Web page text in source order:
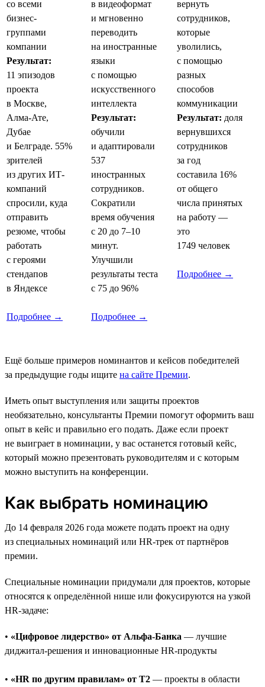
со всеми
бизнес-
группами
компании
Результат:
11 эпизодов
проекта
в Москве,
Алма-Ате,
Дубае
и Белграде. 55%
зрителей
из других ИТ-
компаний
спросили, куда
отправить
резюме, чтобы
работать
с героями
стендапов
в Яндексе
Подробнее →
в видеоформат
и мгновенно
переводить
на иностранные
языки
с помощью
искусственного
интеллекта
Результат:
обучили
и адаптировали
537
иностранных
сотрудников.
Сократили
время обучения
с 20 до 7–10
минут.
Улучшили
результаты теста
с 75 до 96%
Подробнее →
вернуть
сотрудников,
которые
уволились,
с помощью
разных
способов
коммуникации
Результат: доля
вернувшихся
сотрудников
за год
составила 16%
от общего
числа принятых
на работу —
это
1749 человек
Подробнее →
Ещё больше примеров номинантов и кейсов победителей
за предыдущие годы ищите на сайте Премии.
Иметь опыт выступления или защиты проектов
необязательно, консультанты Премии помогут оформить ваш
опыт в кейс и правильно его подать. Даже если проект
не выиграет в номинации, у вас останется готовый кейс,
который можно презентовать руководителям и с которым
можно выступить на конференции.
Как выбрать номинацию
До 14 февраля 2026 года можете подать проект на одну
из специальных номинаций или HR-трек от партнёров
премии.
Специальные номинации придумали для проектов, которые
относятся к определённой нише или фокусируются на узкой
HR-задаче:
• «Цифровое лидерство» от Альфа-Банка — лучшие
диджитал-решения и инновационные HR-продукты
• «HR по другим правилам» от T2 — проекты в области